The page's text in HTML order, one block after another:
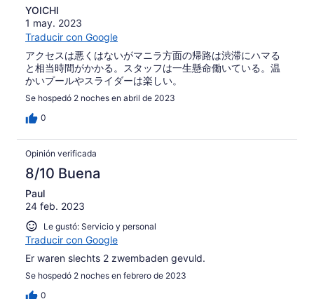
YOICHI
1 may. 2023
Traducir con Google
アクセスは悪くはないがマニラ方面の帰路は渋滞にハマる
と相当時間がかかる。スタッフは一生懸命働いている。温
かいプールやスライダーは楽しい。
Se hospedó 2 noches en abril de 2023
0
Opinión verificada
8/10 Buena
Paul
24 feb. 2023
Le gustó: Servicio y personal
Traducir con Google
Er waren slechts 2 zwembaden gevuld.
Se hospedó 2 noches en febrero de 2023
0